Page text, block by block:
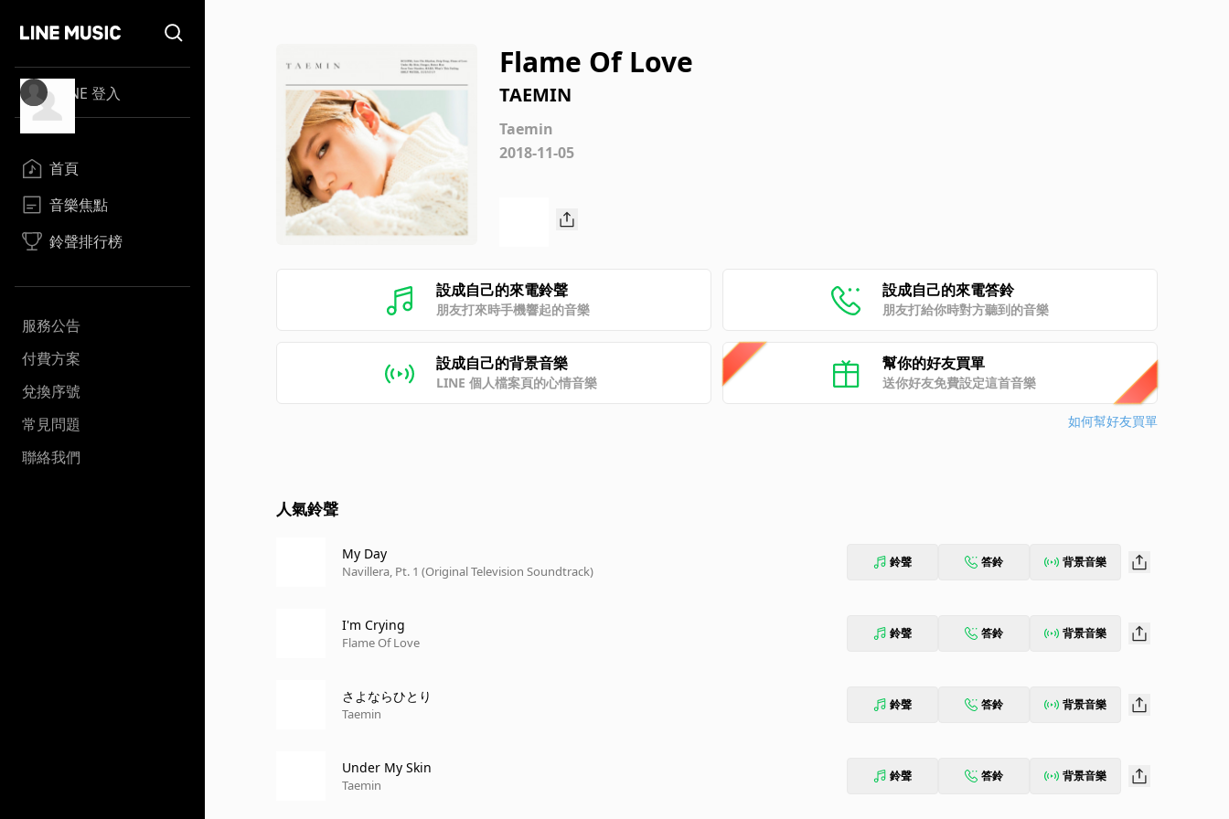
LINE 登入
首頁
音樂焦點
鈴聲排行榜
服務公告
付費方案
兌換序號
常見問題
聯絡我們
Flame Of Love
TAEMIN
Taemin
2018-11-05
設成自己的來電鈴聲
朋友打來時手機響起的音樂
設成自己的來電答鈴
朋友打給你時對方聽到的音樂
設成自己的背景音樂
LINE 個人檔案頁的心情音樂
幫你的好友買單
送你好友免費設定這首音樂
如何幫好友買單
人氣鈴聲
My Day
Navillera, Pt. 1 (Original Television Soundtrack)
鈴聲 答鈴 背景音樂
I'm Crying
Flame Of Love
鈴聲 答鈴 背景音樂
さよならひとり
Taemin
鈴聲 答鈴 背景音樂
Under My Skin
Taemin
鈴聲 答鈴 背景音樂